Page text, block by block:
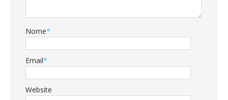
Nome*
Email*
Website